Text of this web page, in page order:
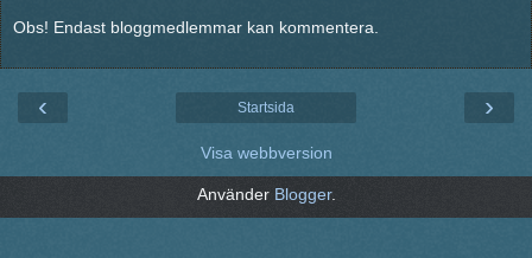
Obs! Endast bloggmedlemmar kan kommentera.
‹ ›
Startsida
Visa webbversion
Använder Blogger.